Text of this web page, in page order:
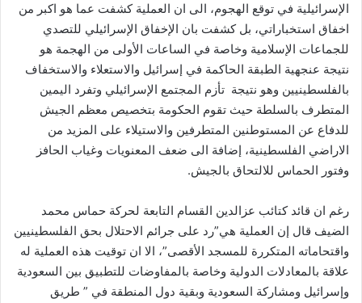
الإسرائيلية في توقع الهجوم، الى ان العملية كشفت عما هو اكبر من
اخفاق استخباراتي، بل كشفت بان الإخفاق الإسرائيلي للتصدي
للجماعات الإسلامية وخاصة في الساعات الأولى من الهجمة هو
نتيجة عنجهية الطبقة الحاكمة في إسرائيل والاستعلاء والاستخفاف
بالفلسطينيين وهو نتيجة تأزم المجتمع الإسرائيلي وتفرد اليمين
المتطرف بالسلطة حيث تقوم الحكومة بتخصيص معظم الجيش
للدفاع عن المستوطنين المتطرفين والاستيلاء على المزيد من
الاراضي الفلسطينية، إضافة الى ضعف المعنويات وغياب الحافز
وفتور الحماس للالتحاق بالجيش.
رغم ان قائد كتائب عزالدين القسام التابعة لحركة حماس محمد
الضيف قال إن العملية هي”رد على جرائم الاحتلال بحق الفلسطينيين
واقتحاماته المتكررة للمسجد الأقصى”، الا ان توقيت هذه العملية له
علاقة بالمعادلات الدولية وخاصة بالمفاوضات للتطبيق بين السعودية
وإسرائيل ومشاركة السعودية وبقية دول المنطقة في ” طريق